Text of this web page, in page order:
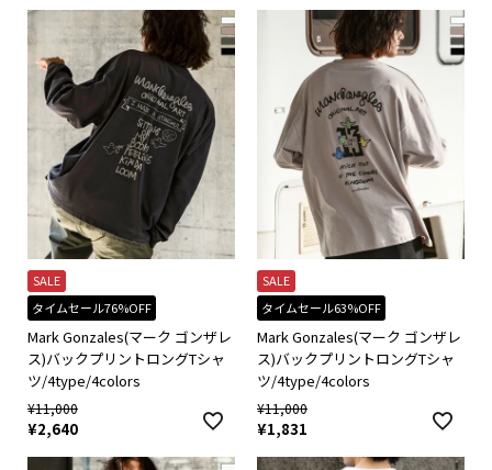
SALE
タイムセール76%OFF
Mark Gonzales(マーク ゴンザレ
ス)バックプリントロングTシャ
ツ/4type/4colors
¥11,000
¥2,640
SALE
タイムセール63%OFF
Mark Gonzales(マーク ゴンザレ
ス)バックプリントロングTシャ
ツ/4type/4colors
¥11,000
¥1,831